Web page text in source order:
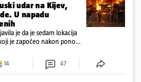
udar na Kijev,
U napadu
je da je sedam lokacija
je započeo nakon ponoći.
14 47